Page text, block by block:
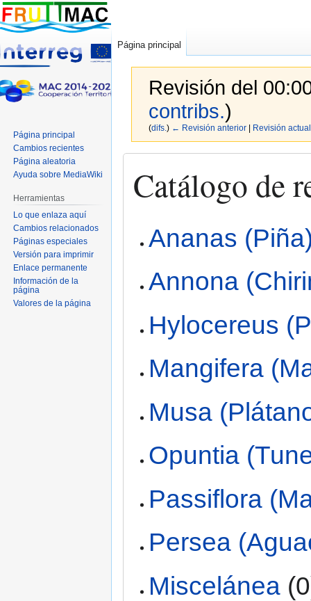
Revisión del
contribs.)
(difs. ) ← Revisión anterior| Revisión actual
Catálogo de
Ananas
Annona
Hylocereus
Mangifera
Musa
Opuntia
Passiflora
Persea
Miscelánea
Página principal
Página principal
Cambios recientes
Página aleatoria
Ayuda sobre MediaWiki
Herramientas
Lo que enlaza aquí
Cambios relacionados
Páginas especiales
Versión para imprimir
Enlace permanente
Información de la
página
Valores de la página